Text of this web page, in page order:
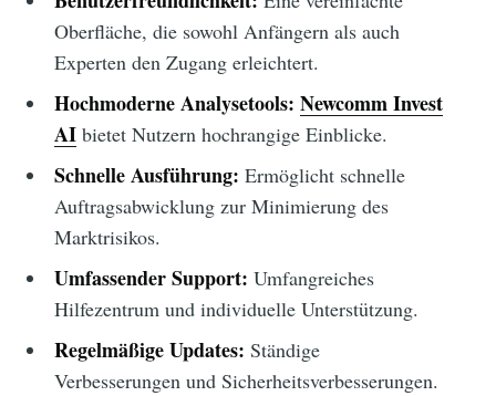
Oberfläche, die sowohl Anfängern als auch
Experten den Zugang erleichtert.
Hochmoderne Analysetools: Newcomm Invest
AIbietet Nutzern hochrangige Einblicke.
Schnelle Ausführung: Ermöglicht schnelle
Auftragsabwicklung zur Minimierung des
Marktrisikos.
Umfassender Support: Umfangreiches
Hilfezentrum und individuelle Unterstützung.
Regelmäßige Updates: Ständige
Verbesserungen und Sicherheitsverbesserungen.